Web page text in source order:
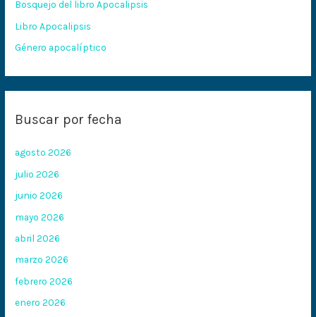
r
:
Bosquejo del libro Apocalipsis
Libro Apocalipsis
Género apocalíptico
Buscar por fecha
agosto 2026
julio 2026
junio 2026
mayo 2026
abril 2026
marzo 2026
febrero 2026
enero 2026